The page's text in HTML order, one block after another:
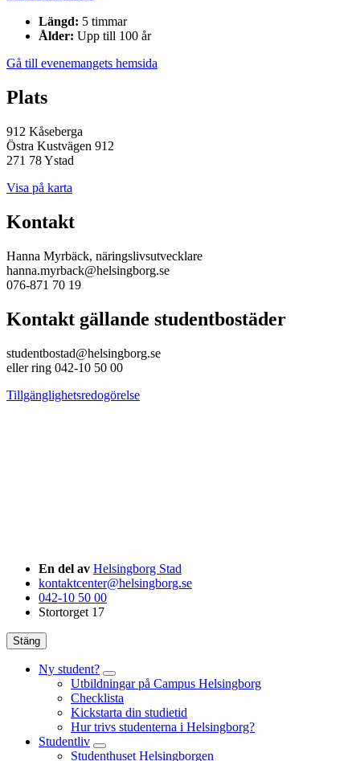
Längd: 5 timmar
Ålder: Upp till 100 år
Gå till evenemangets hemsida
Plats
912 Kåseberga
Östra Kustvägen 912
271 78 Ystad
Visa på karta
Kontakt
Hanna Myrbäck, näringslivsutvecklare
hanna.myrback@helsingborg.se
076-871 70 19
Kontakt gällande studentbostäder
studentbostad@helsingborg.se
eller ring 042-10 50 00
Tillgänglighetsredogörelse
En del av Helsingborg Stad
kontaktcenter@helsingborg.se
042-10 50 00
Stortorget 17
Stäng
Ny student?
Utbildningar på Campus Helsingborg
Checklista
Kickstarta din studietid
Hur trivs studenterna i Helsingborg?
Studentliv
Studenthuset Helsingborgen